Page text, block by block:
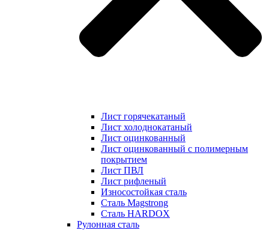
Лист горячекатаный
Лист холоднокатаный
Лист оцинкованный
Лист оцинкованный с полимерным
покрытием
Лист ПВЛ
Лист рифленый
Износостойкая сталь
Сталь Magstrong
Сталь HARDOX
Рулонная сталь